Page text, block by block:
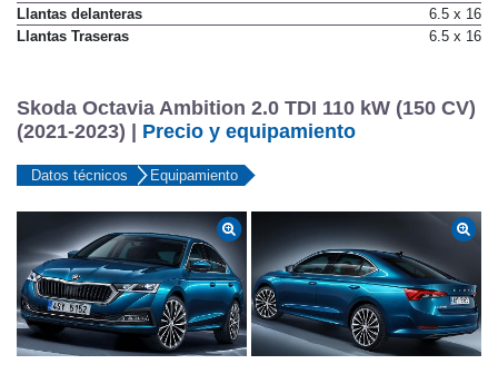
Neumáticos traseros
205/60 R16 92V
Llantas delanteras
6.5 x 16
Skoda Octavia Ambition 2.0 TDI 110 kW (150 CV)
(2021-2023) |
Precio y equipamiento